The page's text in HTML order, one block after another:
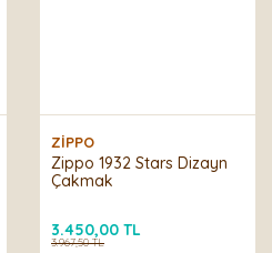
ZİPPO
Zippo 1932 Stars Dizayn
Çakmak
3.450,00 TL
3.967,50 TL